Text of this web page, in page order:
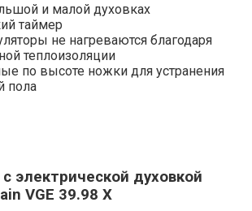
и малой духовках
таймер
не нагреваются благодаря
теплоизоляции
по высоте ножки для устранения
пола
с электрической духовкой
VGE 39.98 X